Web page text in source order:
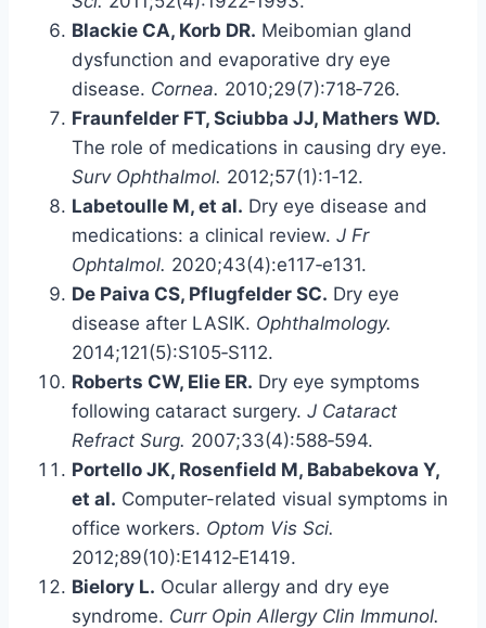
Blackie CA, Korb DR. Meibomian gland
dysfunction and evaporative dry eye
disease. Cornea. 2010;29(7):718‑726.
Fraunfelder FT, Sciubba JJ, Mathers WD.
The role of medications in causing dry eye.
Surv Ophthalmol. 2012;57(1):1‑12.
Labetoulle M, et al. Dry eye disease and
medications: a clinical review. J Fr
Ophtalmol. 2020;43(4):e117‑e131.
De Paiva CS, Pflugfelder SC. Dry eye
disease after LASIK. Ophthalmology.
2014;121(5):S105‑S112.
Roberts CW, Elie ER. Dry eye symptoms
following cataract surgery. J Cataract
Refract Surg. 2007;33(4):588‑594.
Portello JK, Rosenfield M, Bababekova Y,
et al. Computer-related visual symptoms in
office workers. Optom Vis Sci.
2012;89(10):E1412‑E1419.
Bielory L. Ocular allergy and dry eye
syndrome. Curr Opin Allergy Clin Immunol.